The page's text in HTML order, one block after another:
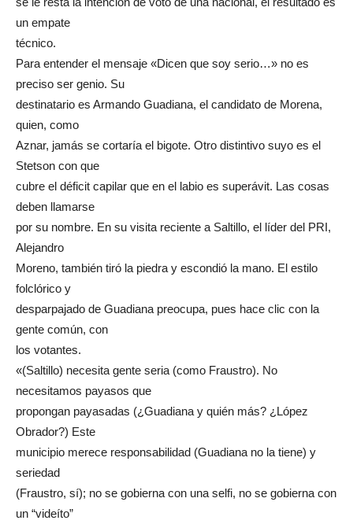
un empate
técnico.
Para entender el mensaje «Dicen que soy serio…» no es
preciso ser genio. Su
destinatario es Armando Guadiana, el candidato de Morena,
quien, como
Aznar, jamás se cortaría el bigote. Otro distintivo suyo es el
Stetson con que
cubre el déficit capilar que en el labio es superávit. Las cosas
deben llamarse
por su nombre. En su visita reciente a Saltillo, el líder del PRI,
Alejandro
Moreno, también tiró la piedra y escondió la mano. El estilo
folclórico y
desparpajado de Guadiana preocupa, pues hace clic con la
gente común, con
los votantes.
«(Saltillo) necesita gente seria (como Fraustro). No
necesitamos payasos que
propongan payasadas (¿Guadiana y quién más? ¿López
Obrador?) Este
​municipio merece responsabilidad (Guadiana no la tiene) y
seriedad
(Fraustro, sí); no se gobierna con una selfi, no se gobierna con
un “videíto”